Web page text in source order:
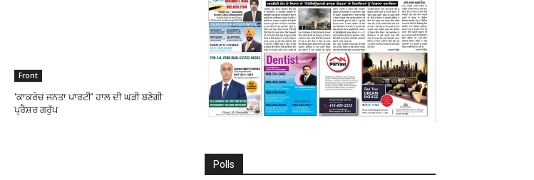
Front
‘ਕਾਕਰੋਚ ਜਨਤਾ ਪਾਰਟੀ’ ਹਾਲ ਦੀ ਘੜੀ ਬਣੇਗੀ
ਪ੍ਰੈਸ਼ਰ ਗਰੁੱਪ
Polls